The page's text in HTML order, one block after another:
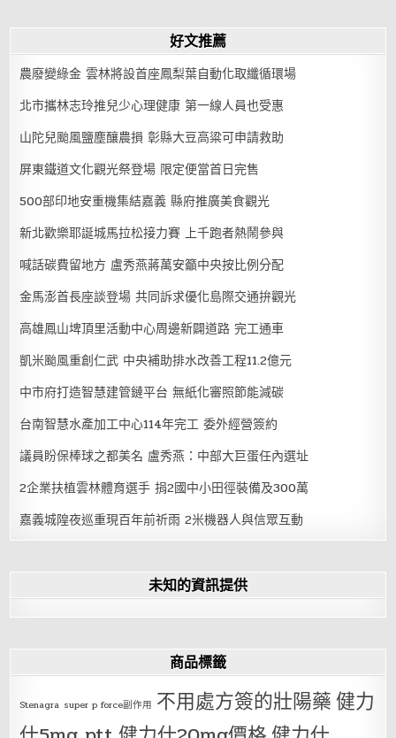
好文推薦
農廢變綠金 雲林將設首座鳳梨葉自動化取纖循環場
北市攜林志玲推兒少心理健康 第一線人員也受惠
山陀兒颱風鹽塵釀農損 彰縣大豆高粱可申請救助
屏東鐵道文化觀光祭登場 限定便當首日完售
500部印地安重機集結嘉義 縣府推廣美食觀光
新北歡樂耶誕城馬拉松接力賽 上千跑者熱鬧參與
喊話碳費留地方 盧秀燕蔣萬安籲中央按比例分配
金馬澎首長座談登場 共同訴求優化島際交通拚觀光
高雄鳳山埤頂里活動中心周邊新闢道路 完工通車
凱米颱風重創仁武 中央補助排水改善工程11.2億元
中市府打造智慧建管鏈平台 無紙化審照節能減碳
台南智慧水產加工中心114年完工 委外經營簽約
議員盼保棒球之都美名 盧秀燕：中部大巨蛋任內選址
2企業扶植雲林體育選手 捐2國中小田徑裝備及300萬
嘉義城隍夜巡重現百年前祈雨 2米機器人與信眾互動
未知的資訊提供
商品標籤
Stenagra super p force副作用 不用處方簽的壯陽藥健力